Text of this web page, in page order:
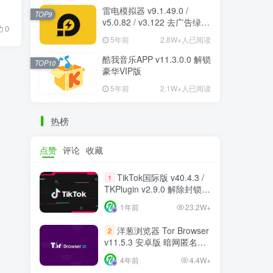
0
雷电模拟器 v9.1.49.0 /
v5.0.82 / v3.122 去广告绿色
5年前 2.8W+人已阅读
TOP9
酷我音乐APP v11.3.0.0 解锁
豪华VIP版
5年前 2.1W+人已阅读
TOP10
热榜
点赞 评论 收藏
1
TikTok国际版 v40.4.3 /
TKPlugin v2.9.0 解除封锁/
中文破解版 支持选国区
1年前 23.2W+
2 洋葱浏览器 Tor Browser
v11.5.3 安卓版 暗网匿名浏
览器
4年前 4.4W+